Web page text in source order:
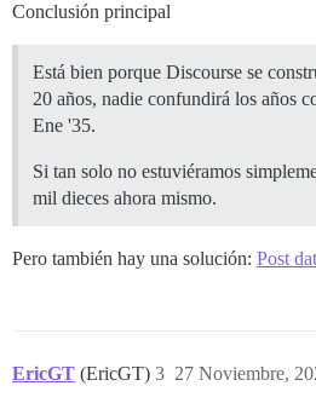
Conclusión principal
Está bien porque Discourse se
20 años, nadie confundirá los años
Ene '35.
Si tan solo no estuviéramos
mil dieces ahora mismo.
Pero también hay una solución: Post
EricGT (EricGT) 27 Noviembre,
3